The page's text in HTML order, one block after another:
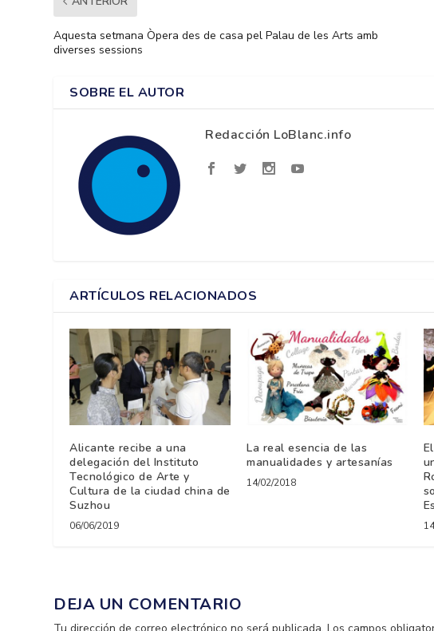
Aquesta setmana Òpera des de casa pel Palau de les Arts amb
diverses sessions
SOBRE EL AUTOR
Redacción LoBlanc.info
ARTÍCULOS RELACIONADOS
Alicante recibe a una
delegación del Instituto
Tecnológico de Arte y
Cultura de la ciudad china de
Suzhou
06/06/2019
La real esencia de las
manualidades y artesanías
14/02/2018
DEJA UN COMENTARIO